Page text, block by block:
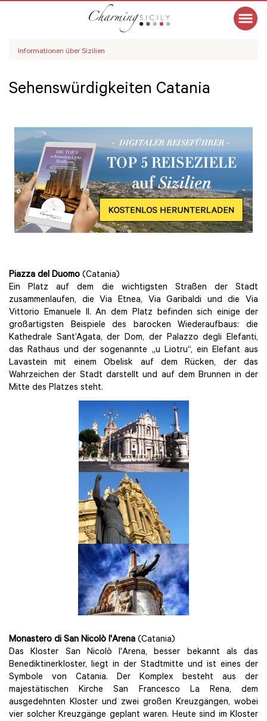
Informationen über Sizilien
Sehenswürdigkeiten Catania
Piazza del Duomo (Catania)
Ein Platz auf dem die wichtigsten Straßen der Stadt
zusammenlaufen, die Via Etnea, Via Garibaldi und die Via
Vittorio Emanuele II. An dem Platz befinden sich einige der
großartigsten Beispiele des barocken Wiederaufbaus: die
Kathedrale Sant’Agata, der Dom, der Palazzo degli Elefanti,
das Rathaus und der sogenannte „u Liotru“, ein Elefant aus
Lavastein mit einem Obelisk auf dem Rücken, der das
Wahrzeichen der Stadt darstellt und auf dem Brunnen in der
Mitte des Platzes steht.
Monastero di San Nicolò l'Arena (Catania)
Das Kloster San Nicolò l'Arena, besser bekannt als das
Benediktinerkloster, liegt in der Stadtmitte und ist eines der
Symbole von Catania. Der Komplex besteht aus der
majestätischen Kirche San Francesco La Rena, dem
ausgedehnten Kloster und zwei großen Kreuzgängen, wobei
vier solcher Kreuzgänge geplant waren. Heute sind im Kloster